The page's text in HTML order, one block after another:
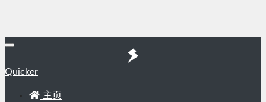
Quicker
主页